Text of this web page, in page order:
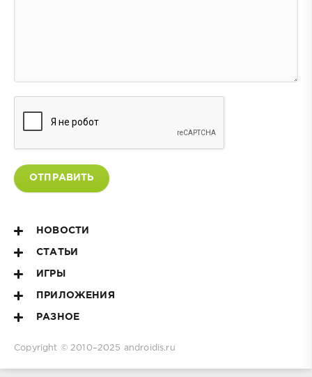
ОТПРАВИТЬ
НОВОСТИ
СТАТЬИ
ИГРЫ
ПРИЛОЖЕНИЯ
РАЗНОЕ
Copyright © 2010–2025 androidis.ru